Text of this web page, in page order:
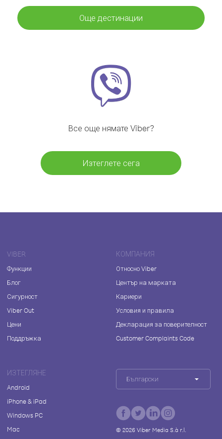
Още дестинации
Все още нямате Viber?
Изтеглете сега
VIBER
Функции
Блог
Сигурност
Viber Out
Цени
Поддръжка
КОМПАНИЯ
Относно Viber
Център на марката
Кариери
Условия и правила
Декларация за поверителност
Customer Complaints Code
ИЗТЕГЛЯНЕ
Android
iPhone & iPad
Windows PC
Mac
Български
© 2026Viber Media S.à r.l.